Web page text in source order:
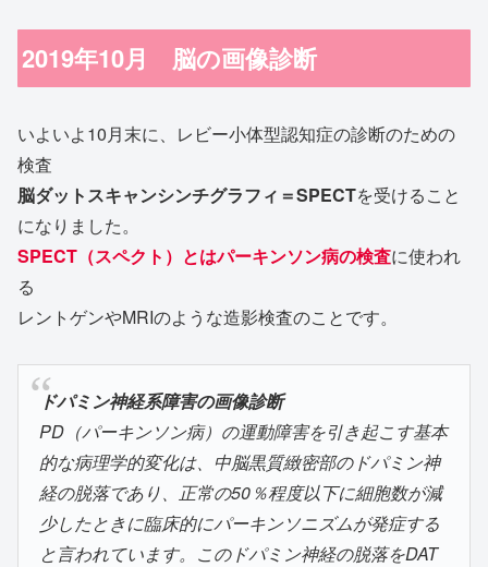
2019年10月 脳の画像診断
いよいよ10月末に、レビー小体型認知症の診断のための
検査
脳ダットスキャンシンチグラフィ＝SPECTを受けること
になりました。
SPECT（スペクト）とはパーキンソン病の検査に使われ
る
レントゲンやMRIのような造影検査のことです。
ドパミン神経系障害の画像診断
PD（パーキンソン病）の運動障害を引き起こす基本
的な病理学的変化は、中脳黒質緻密部のドパミン神
経の脱落であり、正常の50％程度以下に細胞数が減
少したときに臨床的にパーキンソニズムが発症する
と言われています。このドパミン神経の脱落をDAT